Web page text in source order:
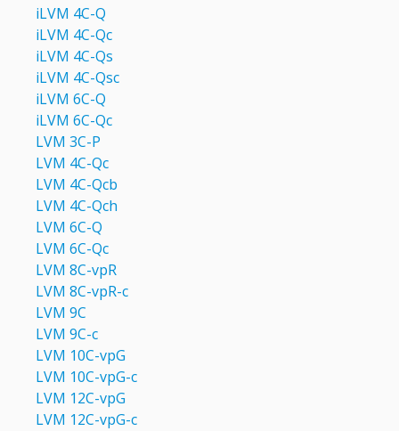
iLVM 4C-Q
iLVM 4C-Qc
iLVM 4C-Qs
iLVM 4C-Qsc
iLVM 6C-Q
iLVM 6C-Qc
LVM 3C-P
LVM 4C-Qc
LVM 4C-Qcb
LVM 4C-Qch
LVM 6C-Q
LVM 6C-Qc
LVM 8C-vpR
LVM 8C-vpR-c
LVM 9C
LVM 9C-c
LVM 10C-vpG
LVM 10C-vpG-c
LVM 12C-vpG
LVM 12C-vpG-c